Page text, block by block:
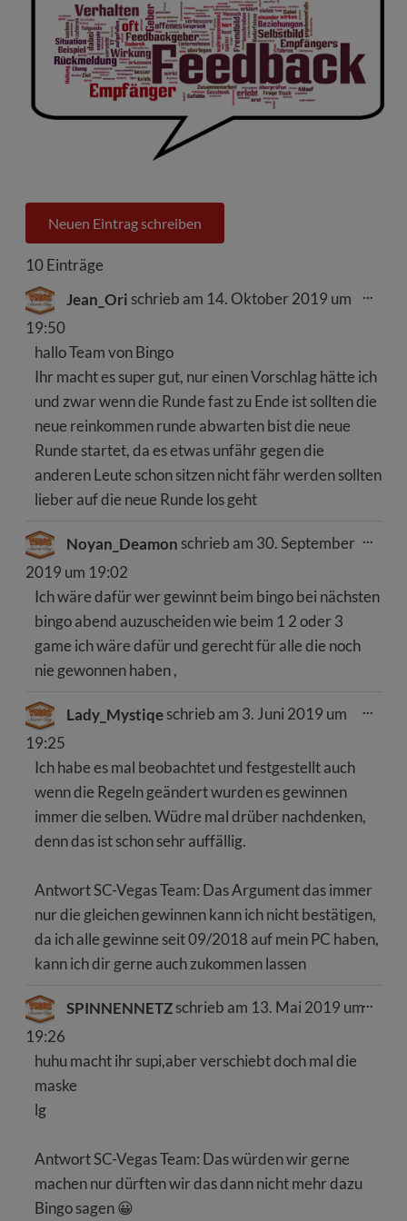
10 Einträge
Jean_Ori schrieb am 14. Oktober 2019 um
19:50
hallo Team von Bingo
Ihr macht es super gut, nur einen Vorschlag hätte ich
und zwar wenn die Runde fast zu Ende ist sollten die
neue reinkommen runde abwarten bist die neue
Runde startet, da es etwas unfähr gegen die
anderen Leute schon sitzen nicht fähr werden sollten
lieber auf die neue Runde los geht
...
Noyan_Deamon schrieb am 30. September
2019 um 19:02
Ich wäre dafür wer gewinnt beim bingo bei nächsten
bingo abend auzuscheiden wie beim 1 2 oder 3
game ich wäre dafür und gerecht für alle die noch
nie gewonnen haben ,
...
Lady_Mystiqeschrieb am 3. Juni 2019 um
19:25
Ich habe es mal beobachtet und festgestellt auch
wenn die Regeln geändert wurden es gewinnen
immer die selben. Wüdre mal drüber nachdenken,
denn das ist schon sehr auffällig.
Antwort SC-Vegas Team: Das Argument das immer
nur die gleichen gewinnen kann ich nicht bestätigen,
da ich alle gewinne seit 09/2018 auf mein PC haben,
kann ich dir gerne auch zukommen lassen
...
SPINNENNETZschrieb am 13. Mai 2019 um
19:26
huhu macht ihr supi,aber verschiebt doch mal die
maske
lg
Antwort SC-Vegas Team: Das würden wir gerne
machen nur dürften wir das dann nicht mehr dazu
Bingo sagen 😀
...